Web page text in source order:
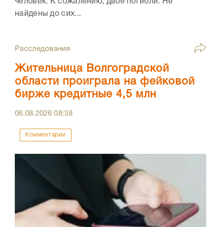
найдены до сих...
Расследования
Жительница Волгоградской
области проиграла на фейковой
бирже кредитные 4,5 млн
06.08.202608:38
Комментарии